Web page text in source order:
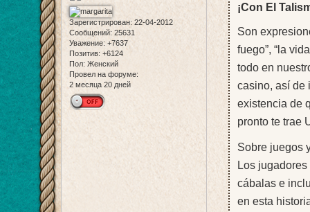
Зарегистрирован: 22-04-2012
Сообщений: 25631
Уважение: +7637
Позитив: +6124
Пол: Женский
Провел на форуме:
2 месяца 20 дней
¡Con El
Son
fuego”, “la
todo en
casino, así de
existencia de
pronto te trae
Sobre juegos
Los
cábalas e
en esta